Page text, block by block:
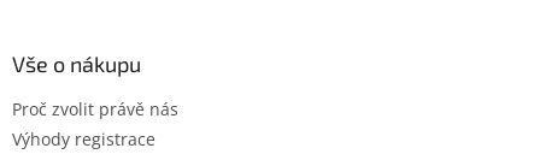
Vše o nákupu
Proč zvolit právě nás
Výhody registrace